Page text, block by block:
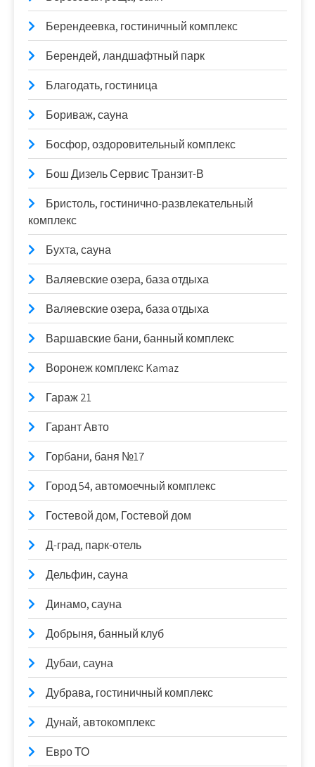
Берендеевка, гостиничный комплекс
Берендей, ландшафтный парк
Благодать, гостиница
Бориваж, сауна
Босфор, оздоровительный комплекс
Бош Дизель Сервис Транзит-В
Бристоль, гостинично-развлекательный
комплекс
Бухта, сауна
Валяевские озера, база отдыха
Валяевские озера, база отдыха
Варшавские бани, банный комплекс
Воронеж комплекс Kamaz
Гараж 21
Гарант Авто
Горбани, баня №17
Город 54, автомоечный комплекс
Гостевой дом, Гостевой дом
Д-град, парк-отель
Дельфин, сауна
Динамо, сауна
Добрыня, банный клуб
Дубаи, сауна
Дубрава, гостиничный комплекс
Дунай, автокомплекс
Евро ТО